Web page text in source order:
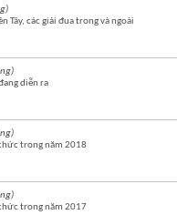
Tây, các giải đua trong và ngoài
diễn ra
trong năm 2018
trong năm 2017